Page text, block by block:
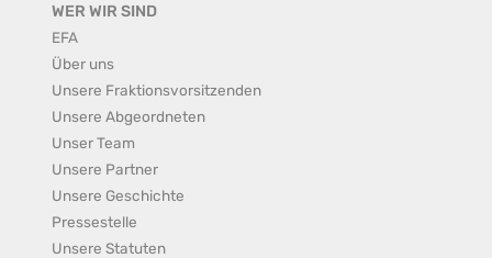
WER WIR SIND
EFA
Über uns
Unsere Fraktionsvorsitzenden
Unsere Abgeordneten
Unser Team
Unsere Partner
Unsere Geschichte
Pressestelle
Unsere Statuten